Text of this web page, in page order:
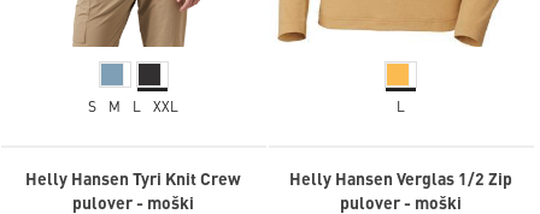
S M L XXL
Helly Hansen Tyri Knit Crew
pulover - moški
L
Helly Hansen Verglas 1/2 Zip
pulover - moški